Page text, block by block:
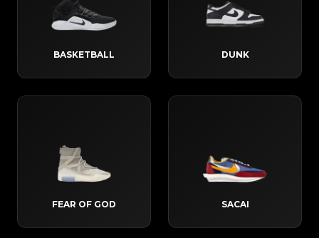
BASKETBALL DUNK
FEAR OF GOD SACAI